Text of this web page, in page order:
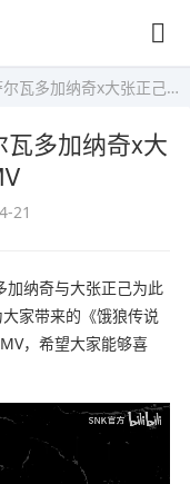
加纳奇x大张正己特别MV
瓦多加纳奇x大
21
加纳奇与大张正己为此
家带来的《饿狼传说
，希望大家能够喜